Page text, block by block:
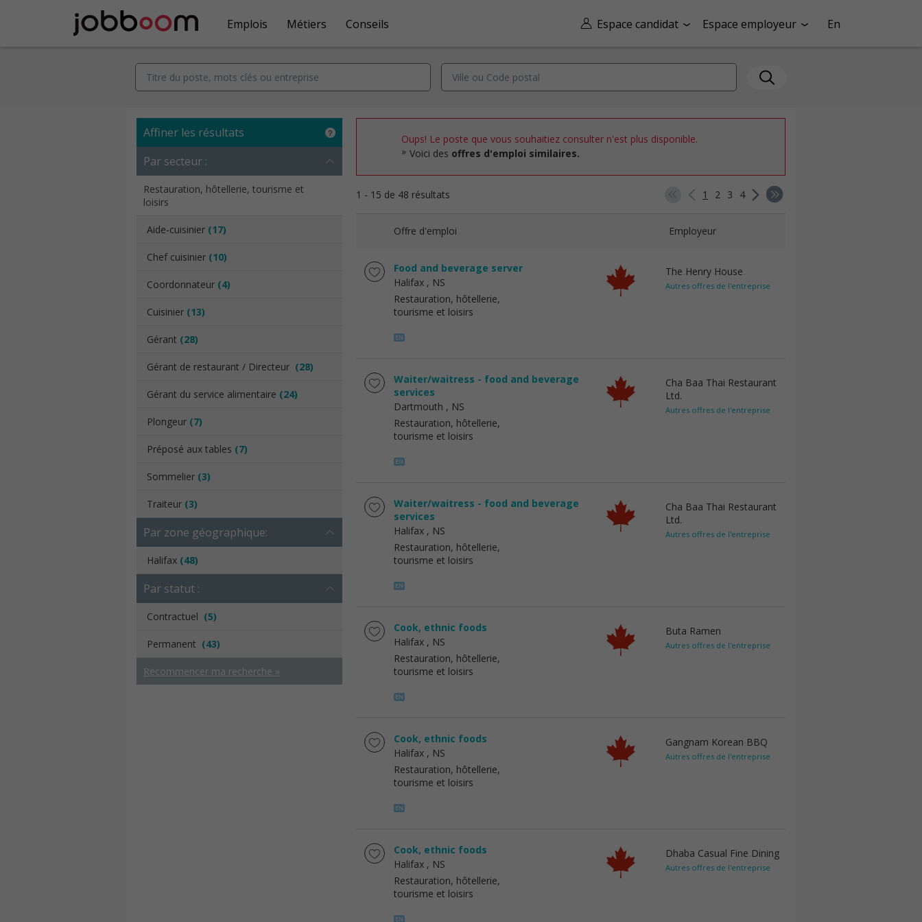
Espace candidat Espace employeur En
Emplois Métiers Conseils
Affiner les résultats
Par secteur :
Restauration, hôtellerie, tourisme et
loisirs
Aide-cuisinier (17)
Chef cuisinier (10)
Coordonnateur (4)
Cuisinier (13)
Gérant (28)
Gérant de restaurant / Directeur (28)
Gérant du service alimentaire (24)
Plongeur (7)
Préposé aux tables (7)
Sommelier (3)
Traiteur (3)
Par zone géographique:
Halifax (48)
Par statut :
Contractuel (5)
Permanent (43)
Recommencer ma recherche »
Oups! Le poste que vous souhaitiez consulter n'est plus disponible.
Voici des offres d'emploi similaires.
1 - 15 de 48 résultats 1 2 3 4
Offre d'emploi Employeur
Food and beverage server
Halifax , NS
Restauration, hôtellerie,
tourisme et loisirs
The Henry House
Autres offres de l'entreprise
Waiter/waitress - food and beverage
services
Dartmouth , NS
Restauration, hôtellerie,
tourisme et loisirs
Cha Baa Thai Restaurant
Ltd.
Autres offres de l'entreprise
Waiter/waitress - food and beverage
services
Halifax , NS
Restauration, hôtellerie,
tourisme et loisirs
Cha Baa Thai Restaurant
Ltd.
Autres offres de l'entreprise
Cook, ethnic foods
Halifax , NS
Restauration, hôtellerie,
tourisme et loisirs
Buta Ramen
Autres offres de l'entreprise
Cook, ethnic foods
Halifax , NS
Restauration, hôtellerie,
tourisme et loisirs
Gangnam Korean BBQ
Autres offres de l'entreprise
Cook, ethnic foods
Halifax , NS
Restauration, hôtellerie,
tourisme et loisirs
Dhaba Casual Fine Dining
Autres offres de l'entreprise